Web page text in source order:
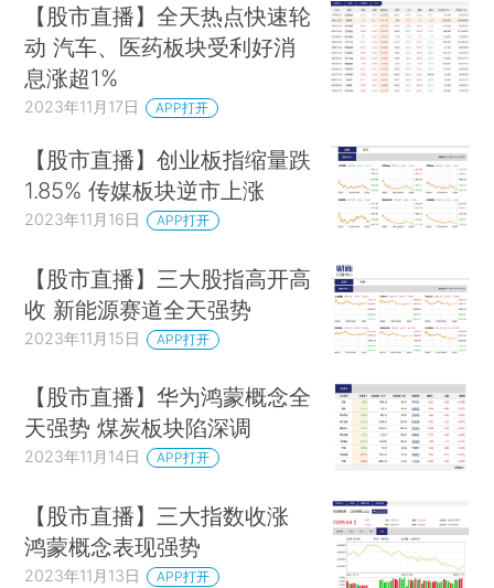
【股市直播】全天热点快速轮
动 汽车、医药板块受利好消
息涨超1%
2023年11月17日 APP打开
【股市直播】创业板指缩量跌
1.85% 传媒板块逆市上涨
2023年11月16日 APP打开
【股市直播】三大股指高开高
收 新能源赛道全天强势
2023年11月15日 APP打开
【股市直播】华为鸿蒙概念全
天强势 煤炭板块陷深调
2023年11月14日 APP打开
【股市直播】三大指数收涨
鸿蒙概念表现强势
2023年11月13日 APP打开